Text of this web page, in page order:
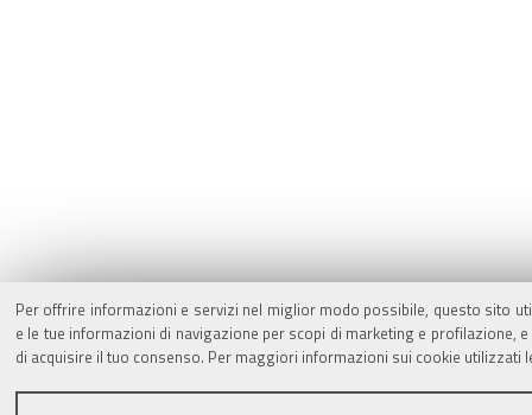
Per offrire informazioni e servizi nel miglior modo possibile, questo sito
e le tue informazioni di navigazione per scopi di marketing e
di acquisire il tuo consenso. Per maggiori informazioni sui cookie utilizzati